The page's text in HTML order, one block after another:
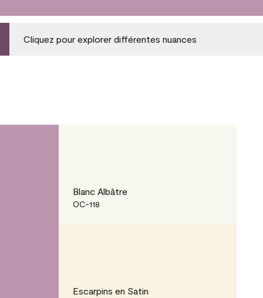
Cliquez pour explorer différentes nuances
Blanc Albâtre
OC-118
Escarpins en Satin